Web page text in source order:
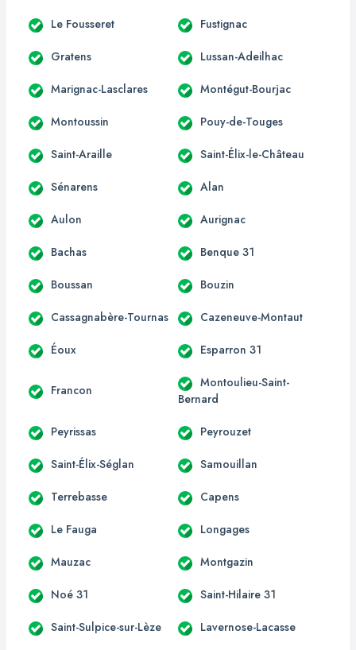
Le Fousseret Fustignac
Gratens Lussan-Adeilhac
Marignac-Lasclares Montégut-Bourjac
Montoussin Pouy-de-Touges
Saint-Araille Saint-Élix-le-Château
Sénarens Alan
Aulon Aurignac
Bachas Benque 31
Boussan Bouzin
Cassagnabère-Tournas Cazeneuve-Montaut
Éoux Esparron 31
Francon
Montoulieu-Saint-
Bernard
Peyrissas Peyrouzet
Saint-Élix-Séglan Samouillan
Terrebasse Capens
Le Fauga Longages
Mauzac Montgazin
Noé 31 Saint-Hilaire 31
Saint-Sulpice-sur-Lèze Lavernose-Lacasse